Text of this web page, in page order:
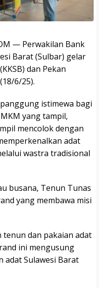
— Perwakilan Bank
Barat (Sulbar) gelar
dan Pekan
6/25).
istimewa bagi
yang tampil,
mencolok dengan
adat
wastra tradisional
busana, Tenun Tunas
yang membawa misi
dan pakaian adat
ini mengusung
adat Sulawesi Barat